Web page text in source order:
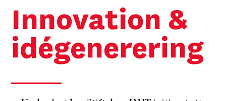
Innovation &
idégenerering